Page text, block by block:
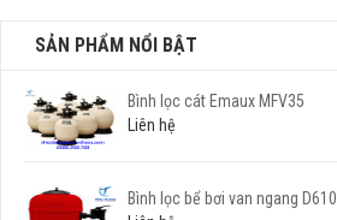
SẢN PHẨM NỔI BẬT
Bình lọc cát Emaux MFV35
Liên hệ
Bình lọc bể bơi van ngang D610